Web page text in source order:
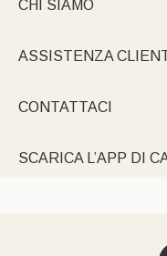
CHI SIAMO
ASSISTENZA
CONTATTACI
SCARICA L’APP DI